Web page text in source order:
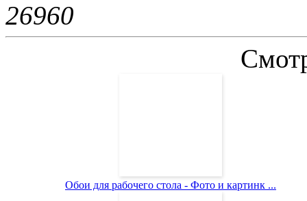
26960
Обои для рабочего стола - Фото и картинк ...